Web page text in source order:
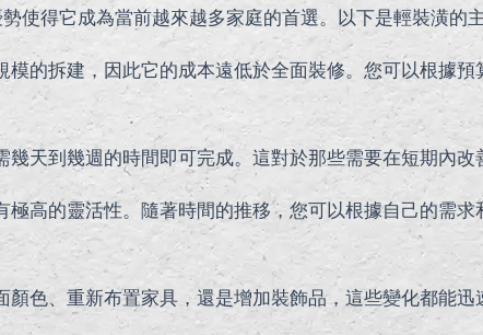
使得它成為當前越來越多家庭的首選。以下是輕裝潢的
模的拆建，因此它的成本遠低於全面裝修。您可以根據
天到幾週的時間即可完成。這對於那些需要在短期內改
高的靈活性。隨著時間的推移，您可以根據自己的需
顏色、重新布置家具，還是增加裝飾品，這些變化都能